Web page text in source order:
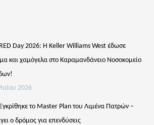
RED Day 2026: Η Keller Williams West έδωσε
και χαμόγελα στο Καραμανδάνειο Νοσοκομείο
2026
Εγκρίθηκε το Master Plan του Λιμένα Πατρών –
ο δρόμος για επενδύσεις